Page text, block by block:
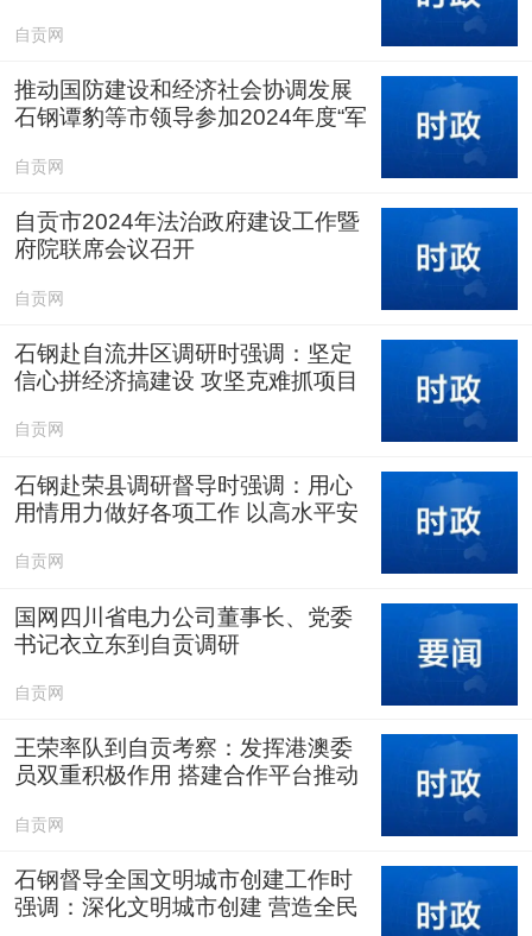
自贡网
推动国防建设和经济社会协调发展
石钢谭豹等市领导参加2024年度“军
自贡网
自贡市2024年法治政府建设工作暨
府院联席会议召开
自贡网
石钢赴自流井区调研时强调：坚定
信心拼经济搞建设 攻坚克难抓项目
自贡网
石钢赴荣县调研督导时强调：用心
用情用力做好各项工作 以高水平安
自贡网
国网四川省电力公司董事长、党委
书记衣立东到自贡调研
自贡网
王荣率队到自贡考察：发挥港澳委
员双重积极作用 搭建合作平台推动
自贡网
石钢督导全国文明城市创建工作时
强调：深化文明城市创建 营造全民